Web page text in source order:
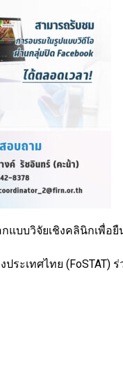
แบบวิจัยเชิงคลินิกเพื่อ
ระเทศไทย (FoSTAT)